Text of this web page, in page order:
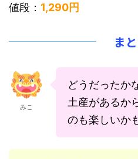
値段： 1,290円
ま
みこ
どうだったか
土産があるか
のも楽しいか